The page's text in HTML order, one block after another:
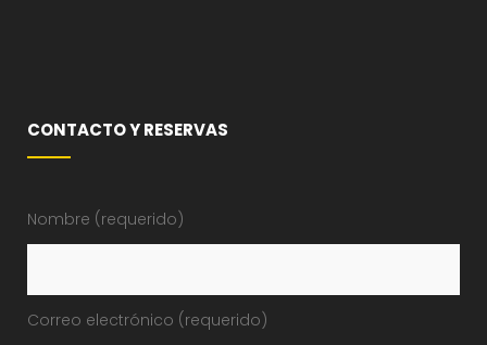
CONTACTO Y RESERVAS
Nombre (requerido)
Correo electrónico (requerido)